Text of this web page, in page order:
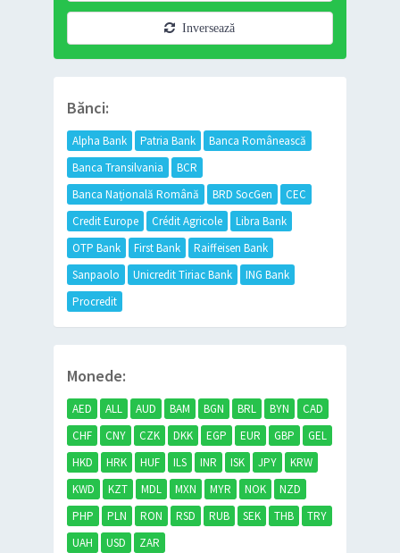
Inversează
Bănci:
Alpha Bank Patria Bank
Banca Românească
Banca Transilvania
BCR
Banca Națională Română
BRD SocGen
CEC
Credit Europe
Crédit Agricole
Libra Bank
OTP Bank
First Bank
Raiffeisen Bank
Sanpaolo
Unicredit Tiriac Bank
ING Bank
Procredit
Monede:
AED ALL AUD BAM BGN BRL BYN
CAD
CHF
CNY CZK DKK EGP EUR GBP
GEL
HKD
HRK HUF ILS INR ISK JPY
KRW
KWD
KZT MDL MXN MYR NOK
NZD
PHP
PLN RON RSD RUB SEK THB
TRY
UAH
USD ZAR